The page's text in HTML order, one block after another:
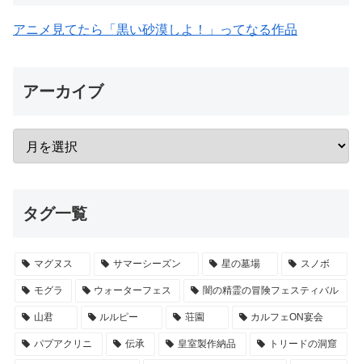
アニメ見てたら「黒い砂漠しよ！」ってなる作品
アーカイブ
タグ一覧
マグヌス サマーシーズン 星の墓場 スノボ
モグラ ウォーターフェス 闇の精霊の冒険フェスティバル
山君 ルルピー 荘園 カルフェON宴会
パプアクリニ 伝承 皇室製作納品 トリードの洞窟